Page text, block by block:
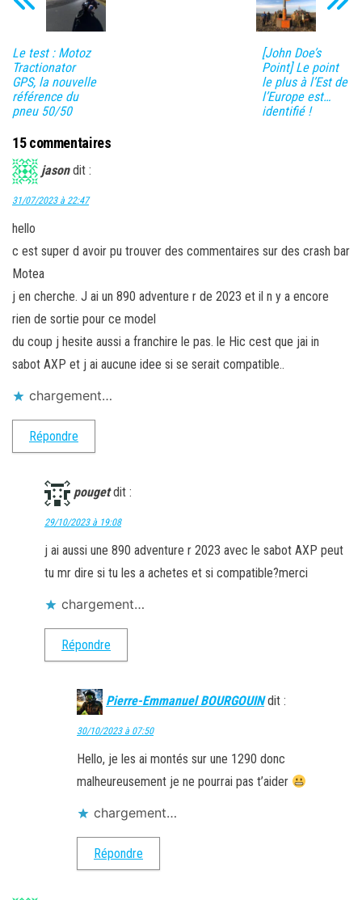
Le test : Motoz
Tractionator
GPS, la nouvelle
référence du
pneu 50/50
[John Doe’s
Point] Le point
le plus à l’Est de
l’Europe est…
identifié !
15 commentaires
jason dit :
31/07/2023 à 22:47
hello
c est super d avoir pu trouver des commentaires sur des crash bar
Motea
j en cherche. J ai un 890 adventure r de 2023 et il n y a encore
rien de sortie pour ce model
du coup j hesite aussi a franchire le pas. le Hic cest que jai in
sabot AXP et j ai aucune idee si se serait compatible..
chargement…
Répondre
pouget dit :
29/10/2023 à 19:08
j ai aussi une 890 adventure r 2023 avec le sabot AXP peut
tu mr dire si tu les a achetes et si compatible?merci
chargement…
Répondre
Pierre-Emmanuel BOURGOUIN dit :
30/10/2023 à 07:50
Hello, je les ai montés sur une 1290 donc
malheureusement je ne pourrai pas t’aider
chargement…
Répondre